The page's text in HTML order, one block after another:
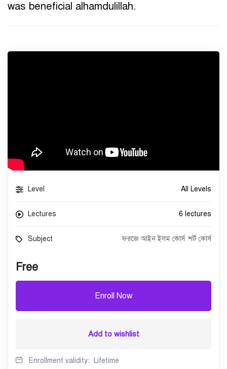
was beneficial alhamdulillah.
Level All Levels
Lectures 6 lectures
Subject ফরজে আইন ইলম কোর্স শর্ট কোর্স
Free
Enroll Now
Add to wishlist
Enrollment validity: Lifetime